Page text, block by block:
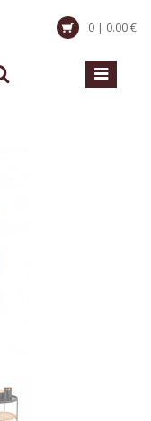
0 | 0.00 €